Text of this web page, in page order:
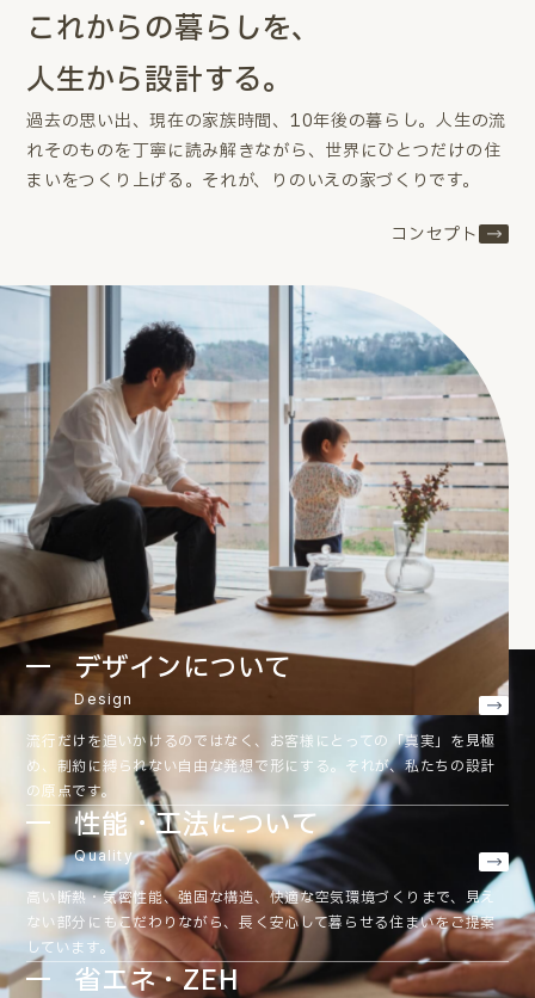
これからの暮らしを、
人生から設計する。
過去の思い出、現在の家族時間、10年後の暮らし。人生の流
れそのものを丁寧に読み解きながら、世界にひとつだけの住
まいをつくり上げる。 それが、りのいえの家づくりです。
コンセプト
デザインについて
Design
流行だけを追いかけるのではなく、お客様にとっての「真実」を見極
め、制約に縛られない自由な発想で形にする。それが、私たちの設計
の原点です。
性能・工法について
Quality
高い断熱・気密性能、強固な構造、快適な空気環境づくりまで、見え
ない部分にもこだわりながら、長く安心して暮らせる住まいをご提案
しています。
省エネ・ZEH